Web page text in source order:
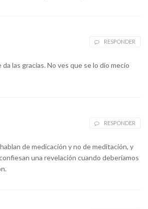
RESPONDER
da las gracias. No ves que se lo dio mecio
RESPONDER
de medicación y no de meditación, y
una revelación cuando deberíamos